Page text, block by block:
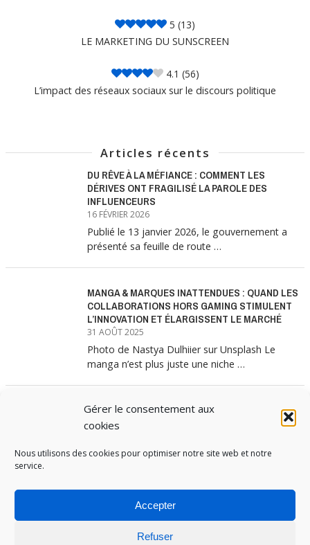
Gérer le consentement aux
cookies
Nous utilisons des cookies pour optimiser notre site web et notre
service.
Accepter
Refuser
5 (13)
LE MARKETING DU SUNSCREEN
4.1 (56)
L’impact des réseaux sociaux sur le discours politique
Articles récents
DU RÊVE À LA MÉFIANCE : COMMENT LES
DÉRIVES ONT FRAGILISÉ LA PAROLE DES
INFLUENCEURS
16 FÉVRIER 2026
Publié le 13 janvier 2026, le gouvernement a
présenté sa feuille de route …
MANGA & MARQUES INATTENDUES : QUAND LES
COLLABORATIONS HORS GAMING STIMULENT
L’INNOVATION ET ÉLARGISSENT LE MARCHÉ
31 AOÛT 2025
Photo de Nastya Dulhiier sur Unsplash Le
manga n’est plus juste une niche …
MANGA & MARQUES : ANATOMIE D’UNE
ALLIANCE MARKETING GAGNANTE
Les interminables files d’attente devant les
MEDIA INSTITUTE